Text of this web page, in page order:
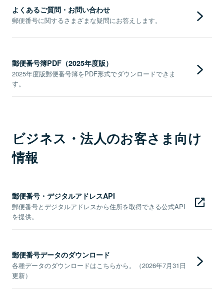
よくあるご質問・お問い合わせ
郵便番号に関するさまざまな疑問にお答えします。
郵便番号簿PDF（2025年度版）
2025年度版郵便番号簿をPDF形式でダウンロードできま
す。
ビジネス・法人のお客さま向け
情報
郵便番号・デジタルアドレスAPI
郵便番号とデジタルアドレスから住所を取得できる公式API
を提供。
郵便番号データのダウンロード
各種データのダウンロードはこちらから。（2026年7月31日
更新）